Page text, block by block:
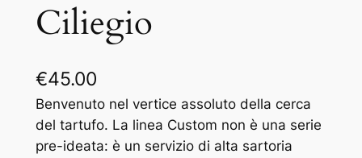
Ciliegio
€45.00
Benvenuto nel vertice assoluto della cerca
del tartufo. La linea Custom non è una serie
pre-ideata: è un servizio di alta sartoria